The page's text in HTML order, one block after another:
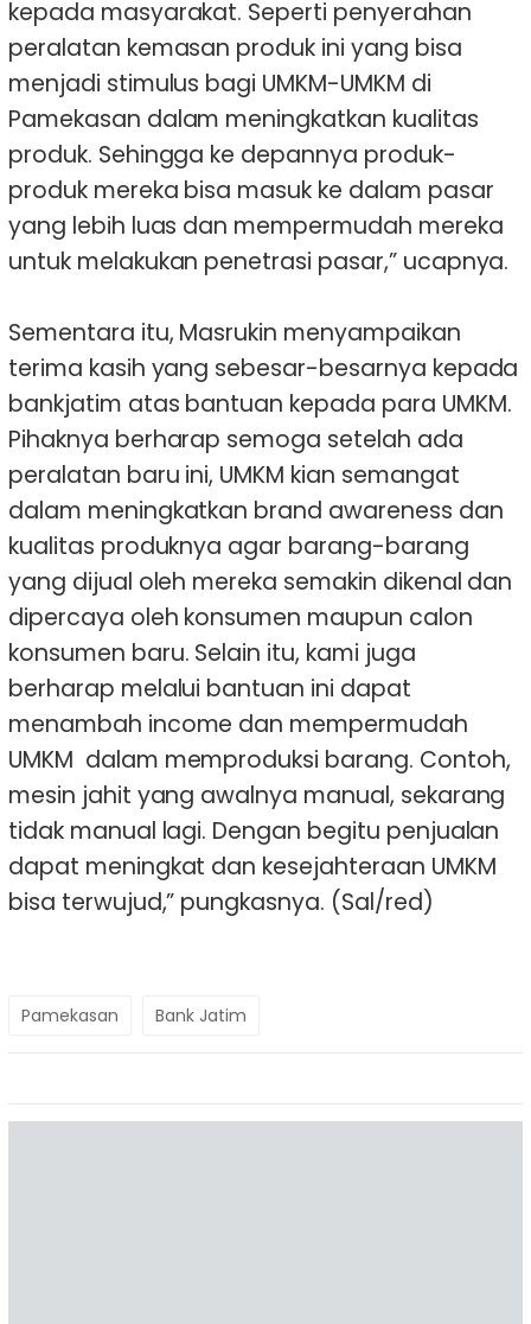
kepada masyarakat. Seperti penyerahan
peralatan kemasan produk ini yang bisa
menjadi stimulus bagi UMKM-UMKM di
Pamekasan dalam meningkatkan kualitas
produk. Sehingga ke depannya produk-
produk mereka bisa masuk ke dalam pasar
yang lebih luas dan mempermudah mereka
untuk melakukan penetrasi pasar,” ucapnya.
Sementara itu, Masrukin menyampaikan
terima kasih yang sebesar-besarnya kepada
bankjatim atas bantuan kepada para UMKM.
Pihaknya berharap semoga setelah ada
peralatan baru ini, UMKM kian semangat
dalam meningkatkan brand awareness dan
kualitas produknya agar barang-barang
yang dijual oleh mereka semakin dikenal dan
dipercaya oleh konsumen maupun calon
konsumen baru. Selain itu, kami juga
berharap melalui bantuan ini dapat
menambah income dan mempermudah
UMKM dalam memproduksi barang. Contoh,
mesin jahit yang awalnya manual, sekarang
tidak manual lagi. Dengan begitu penjualan
dapat meningkat dan kesejahteraan UMKM
bisa terwujud,” pungkasnya. (Sal/red)
Pamekasan Bank Jatim